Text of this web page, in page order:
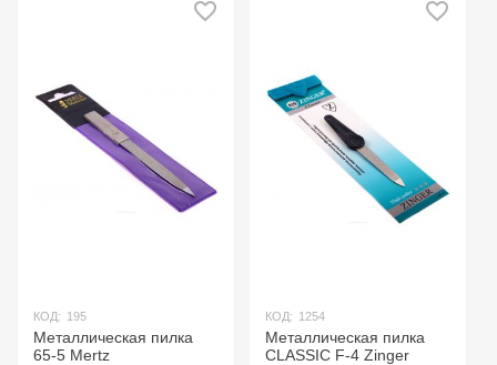
КОД: 195
Металлическая пилка
65-5 Mertz
КОД: 1254
Металлическая пилка
CLASSIC F-4 Zinger